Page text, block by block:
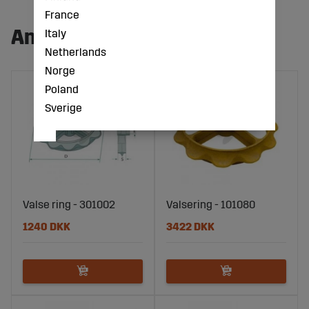
Andre købte også:
Valse ring - 301002
1240 DKK
Valsering - 101080
3422 DKK
France
Italy
Netherlands
Norge
Poland
Sverige